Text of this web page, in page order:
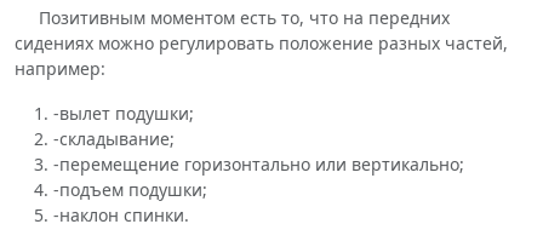
Позитивным моментом есть то, что на передних
сидениях можно регулировать положение разных частей,
например:
-вылет подушки;
-складывание;
-перемещение горизонтально или вертикально;
-подъем подушки;
-наклон спинки.